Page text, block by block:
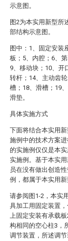
示意图。
图2为本实用新型所
部结构示意图。
图中：1、固定安装
板；5、内腔；6、
9、移动块；10、开
转杆；14、主动齿
槽；18、滑槽；19
滑垫。
具体实施方式
下面将结合本实用
施例中的技术方案
的实施例仅仅是本
实施例。基于本实
员在没有做出创造
例，都属于本实用新
请参阅图1-2，本实
具加工用固定装置
上固定安装有承载
构相同的空心柱3，
调节装置，所述调